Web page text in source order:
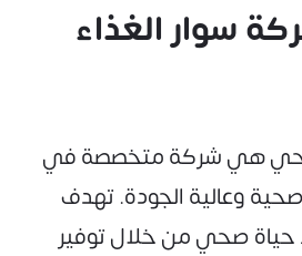
سوار الغذاء
هي شركة متخصصة في
وعالية الجودة. تهدف
حياة صحي من خلال توفير